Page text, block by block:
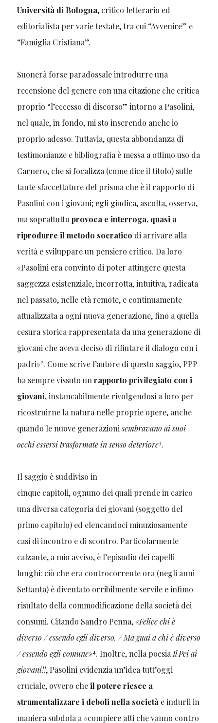
Università di Bologna, critico letterario ed
editorialista per varie testate, tra cui “Avvenire” e
“Famiglia Cristiana”.
Suonerà forse paradossale introdurre una
recensione del genere con una citazione che critica
proprio “l’eccesso di discorso” intorno a Pasolini,
nel quale, in fondo, mi sto inserendo anche io
proprio adesso. Tuttavia, questa abbondanza di
testimonianze e bibliografia è messa a ottimo uso da
Carnero, che si focalizza (come dice il titolo) sulle
tante sfaccettature del prisma che è il rapporto di
Pasolini con i giovani; egli giudica, ascolta, osserva,
ma soprattutto provoca e interroga, quasi a
riprodurre il metodo socratico di arrivare alla
verità e sviluppare un pensiero critico. Da loro
«Pasolini era convinto di poter attingere questa
saggezza esistenziale, incorrotta, intuitiva, radicata
nel passato, nelle età remote, e continuamente
attualizzata a ogni nuova generazione, fino a quella
cesura storica rappresentata da una generazione di
giovani che aveva deciso di rifiutare il dialogo con i
padri»2. Come scrive l’autore di questo saggio, PPP
ha sempre vissuto unrapporto privilegiato con i
giovani, instancabilmente rivolgendosi a loro per
ricostruirne la natura nelle proprie opere, anche
quando le nuove generazionisembravano ai suoi
occhi essersi trasformate in senso deteriore3.
Il saggio è suddiviso in
cinque capitoli, ognuno dei quali prende in carico
una diversa categoria dei giovani (soggetto del
primo capitolo) ed elencandoci minuziosamente
casi di incontro e di scontro. Particolarmente
calzante, a mio avviso, è l’episodio dei capelli
lunghi: ciò che era controcorrente ora (negli anni
Settanta) è diventato orribilmente servile e infimo
risultato della commodificazione della società dei
consumi. Citando Sandro Penna, «Felice chi è
diverso / essendo egli diverso. / Ma guai a chi è diverso
/ essendo egli comune»4. Inoltre, nella poesiaIl Pci ai
giovani!!, Pasolini evidenzia un’idea tutt’oggi
cruciale, ovvero cheil potere riesce a
strumentalizzare i deboli nella societàe indurli in
maniera subdola a «compiere atti che vanno contro